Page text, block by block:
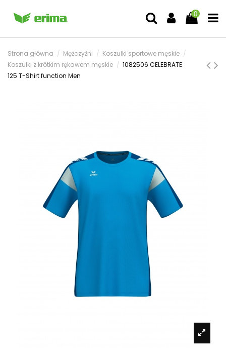
0
Strona główna Mężczyźni
Koszulki sportowe męskie
Koszulki z krótkim rękawem męskie
1082506 CELEBRATE
125 T-Shirt function Men